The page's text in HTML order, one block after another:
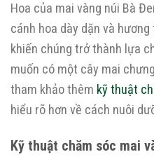
Hoa của mai vàng núi Bà
cánh hoa dày dặn và
khiến chúng trở thành lựa
muốn có một cây mai
tham khảo thêm kỹ thuật
hiểu rõ hơn về cách nuôi
Kỹ thuật chăm sóc mai